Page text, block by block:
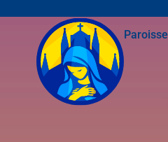
Paroisse